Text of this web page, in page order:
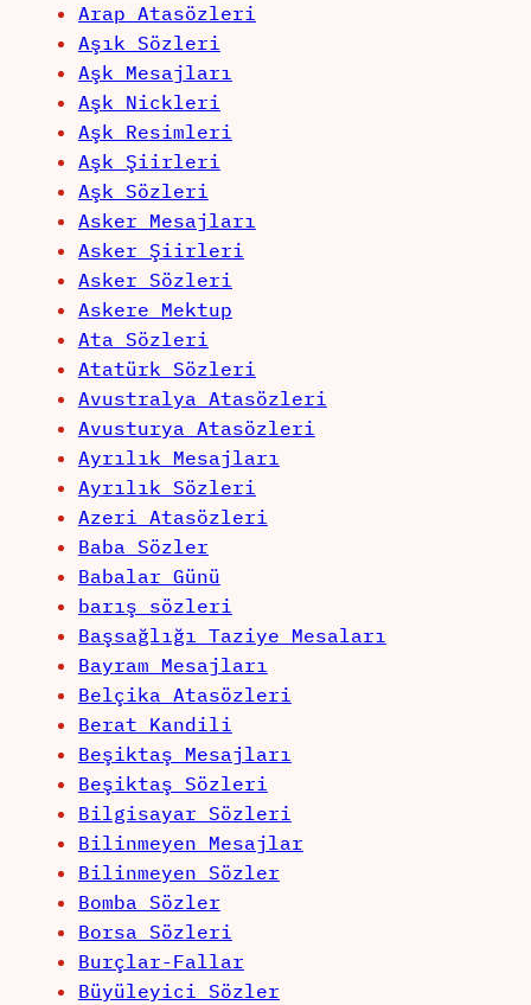
Arap Atasözleri
Aşık Sözleri
Aşk Mesajları
Aşk Nickleri
Aşk Resimleri
Aşk Şiirleri
Aşk Sözleri
Asker Mesajları
Asker Şiirleri
Asker Sözleri
Askere Mektup
Ata Sözleri
Atatürk Sözleri
Avustralya Atasözleri
Avusturya Atasözleri
Ayrılık Mesajları
Ayrılık Sözleri
Azeri Atasözleri
Baba Sözler
Babalar Günü
barış sözleri
Başsağlığı Taziye Mesaları
Bayram Mesajları
Belçika Atasözleri
Berat Kandili
Beşiktaş Mesajları
Beşiktaş Sözleri
Bilgisayar Sözleri
Bilinmeyen Mesajlar
Bilinmeyen Sözler
Bomba Sözler
Borsa Sözleri
Burçlar-Fallar
Büyüleyici Sözler